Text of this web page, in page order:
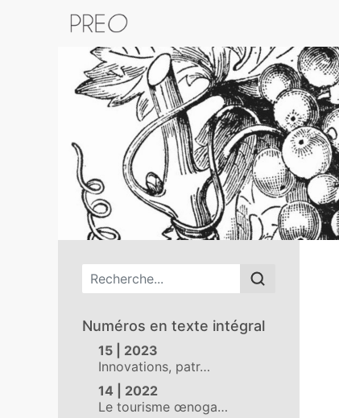
Menu principal
Numéros en texte intégral
15 | 2023
Innovations, patr…
14 | 2022
Le tourisme œnoga…